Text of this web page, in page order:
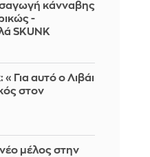
κάνναβης
-
SKUNK
αυτό ο Λιβάι
στον
μέλος στην